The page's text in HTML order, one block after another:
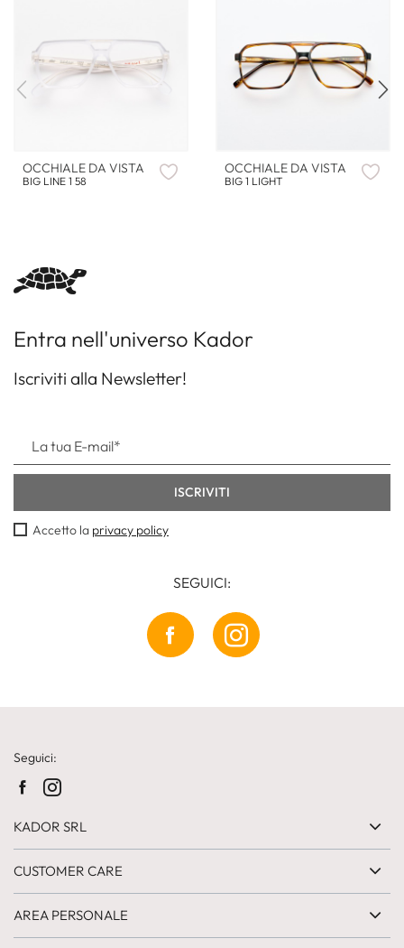
OCCHIALE DA VISTA
BIG LINE 1 58
OCCHIALE DA VISTA
BIG 1 LIGHT
Entra nell'universo Kador
Iscriviti alla Newsletter!
Accetto la privacy policy
SEGUICI:
Seguici:
KADOR SRL
CUSTOMER CARE
AREA PERSONALE